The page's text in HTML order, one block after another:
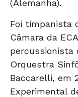
(Alemanha).
Foi timpanista
Câmara da
percussionista
Orquestra
Baccarelli, em
Experimental